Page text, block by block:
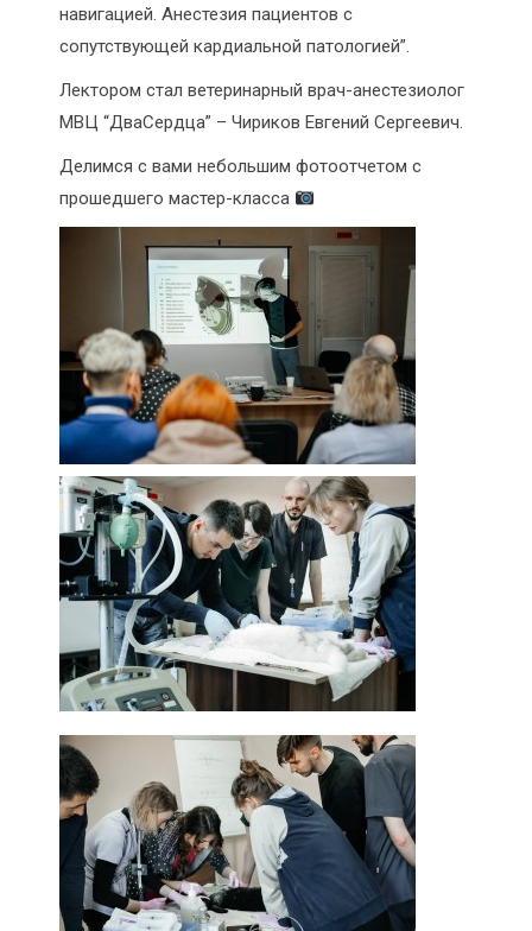
навигацией. Анестезия пациентов с
сопутствующей кардиальной патологией”.
Лектором стал ветеринарный врач-анестезиолог
МВЦ “ДваСердца” – Чириков Евгений Сергеевич.
Делимся с вами небольшим фотоотчетом с
прошедшего мастер-класса